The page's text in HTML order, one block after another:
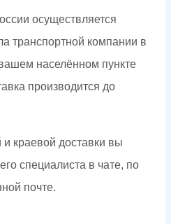
осуществляется
транспортной компании в
населённом пункте
производится до
краевой доставки вы
специалиста в чате, по
почте.